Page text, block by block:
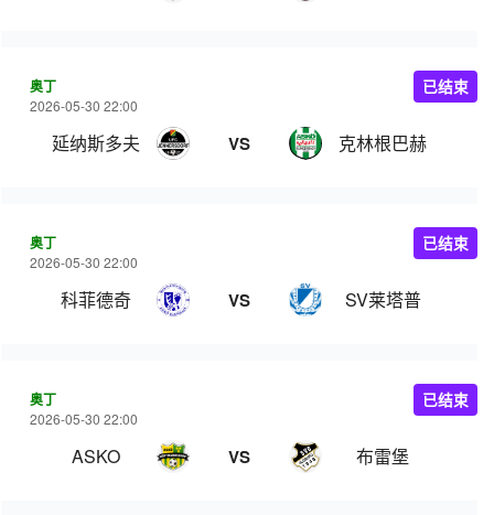
奥丁
2026-05-30 22:00
延纳斯多夫 VS 克林根巴赫
已结束
奥丁
2026-05-30 22:00
科菲德奇 VS SV莱塔普
已结束
奥丁
2026-05-30 22:00
ASKO VS 布雷堡
已结束